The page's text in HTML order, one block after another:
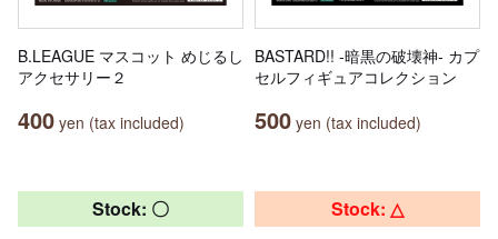
B.LEAGUE マスコット めじるし
アクセサリー２
400 yen (tax included)
BASTARD!! -暗黒の破壊神- カプ
セルフィギュアコレクション
500 yen (tax included)
Stock: 〇 Stock: △